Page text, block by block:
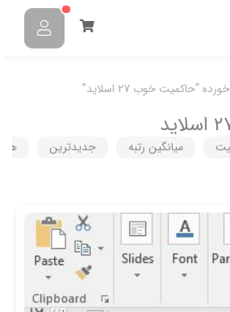
خوب 27 اسلاید”
میانگین رتبه جدیدترین